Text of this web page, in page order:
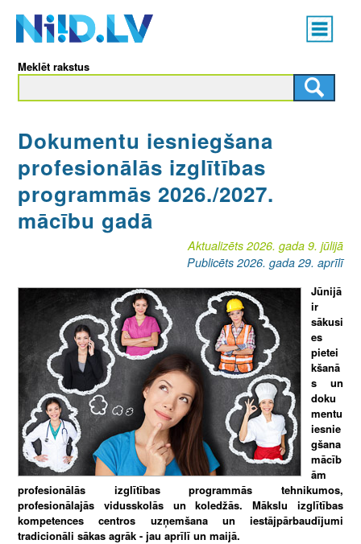
content
Main
menu
Meklēt rakstus
Dokumentu iesniegšana
profesionālās izglītības
programmās 2026./2027.
mācību gadā
Aktualizēts 2026. gada 9. jūlijā
Publicēts 2026. gada 29. aprīlī
Jūnijā
ir
sākusi
es
pietei
kšanā
s un
doku
mentu
iesnie
gšana
mācīb
ām
profesionālās izglītības programmās tehnikumos,
profesionālajās vidusskolās un koledžās. Mākslu izglītības
kompetences centros uzņemšana un iestājpārbaudījumi
tradicionāli sākas agrāk - jau aprīlī un maijā.